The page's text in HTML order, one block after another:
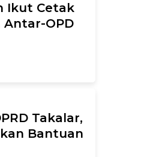
Ikut Cetak
Antar-OPD
Takalar,
Bantuan